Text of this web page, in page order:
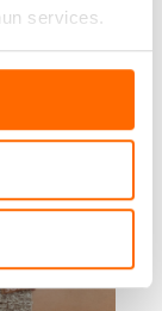
services.